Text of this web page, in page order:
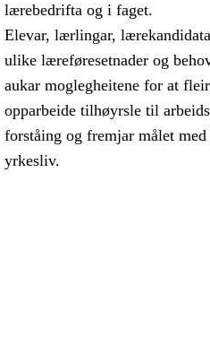
lærebedrifta og i faget.
Elevar, lærlingar,
ulike læreføresetnader og
aukar moglegheitene for at
opparbeide tilhøyrsle til
forståing og fremjar målet
yrkesliv.